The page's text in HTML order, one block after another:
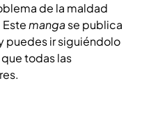
de la maldad
manga se publica
puedes ir siguiéndolo
todas las